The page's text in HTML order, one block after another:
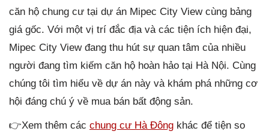
căn hộ chung cư tại dự án Mipec City View cùng bảng
giá gốc. Với một vị trí đắc địa và các tiện ích hiện đại,
Mipec City View đang thu hút sự quan tâm của nhiều
người đang tìm kiếm căn hộ hoàn hảo tại Hà Nội. Cùng
chúng tôi tìm hiểu về dự án này và khám phá những cơ
hội đáng chú ý về mua bán bất động sản.
👉Xem thêm các chung cư Hà Đông khác để tiện so